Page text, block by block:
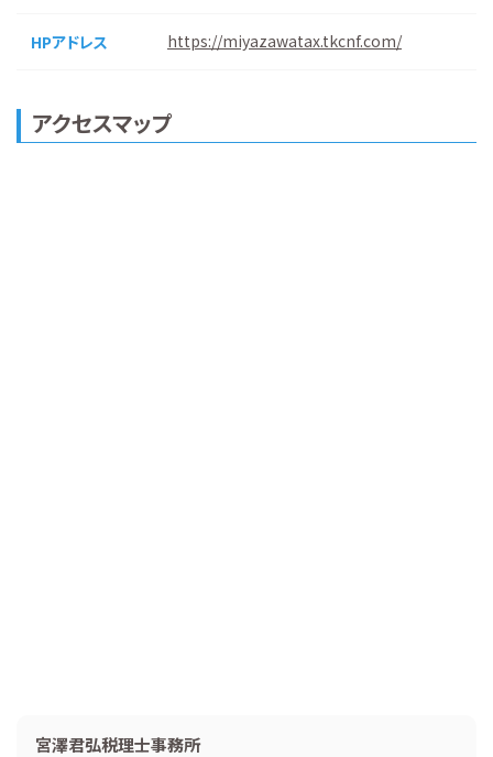
HPアドレス https://miyazawatax.tkcnf.com/
アクセスマップ
宮澤君弘税理士事務所